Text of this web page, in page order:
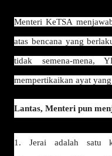
Menteri KeTSA
atas bencana yang
tidak semena-mena,
mempertikaikan ayat
Lantas, Menteri pun
1. Jerai adalah satu